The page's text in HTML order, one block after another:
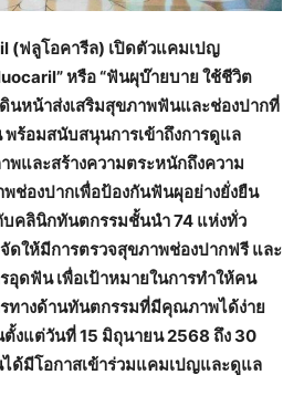
(ฟลูโอคารีล) เปิดตัวแคมเปญ
หรือ “ฟันผุบ๊ายบาย ใช้ชีวิต
นหน้าส่งเสริมสุขภาพฟันและช่องปากที่
ร้อมสนับสนุนการเข้าถึงการดูแล
และสร้างความตระหนักถึงความ
ช่องปากเพื่อป้องกันฟันผุอย่างยั่งยืน
คลินิกทันตกรรมชั้นนำ 74 แห่งทั่ว
ดให้มีการตรวจสุขภาพช่องปากฟรี และ
อุดฟัน เพื่อเป้าหมายในการทำให้คน
รทางด้านทันตกรรมที่มีคุณภาพได้ง่าย
งแต่วันที่ 15 มิถุนายน 2568 ถึง 30
ด้มีโอกาสเข้าร่วมแคมเปญและดูแล